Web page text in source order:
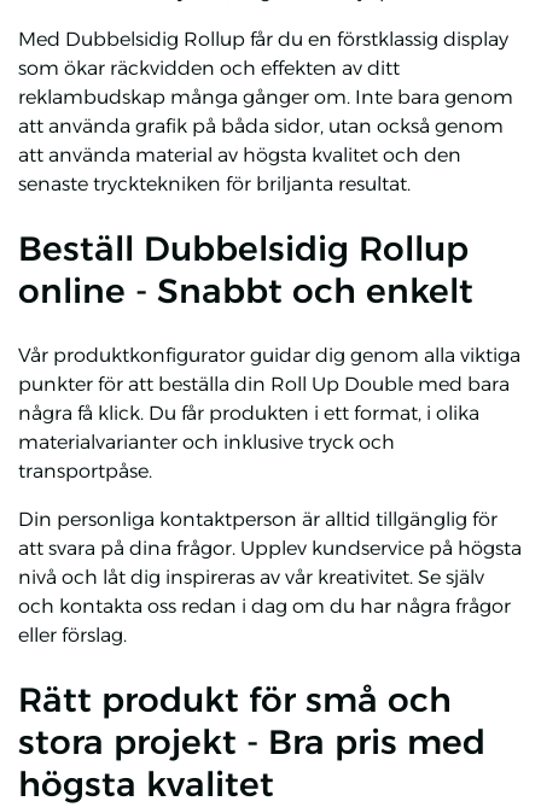
Med Dubbelsidig Rollup får du en förstklassig display
som ökar räckvidden och effekten av ditt
reklambudskap många gånger om. Inte bara genom
att använda grafik på båda sidor, utan också genom
att använda material av högsta kvalitet och den
senaste trycktekniken för briljanta resultat.
Beställ Dubbelsidig Rollup
online - Snabbt och enkelt
Vår produktkonfigurator guidar dig genom alla viktiga
punkter för att beställa din Roll Up Double med bara
några få klick. Du får produkten i ett format, i olika
materialvarianter och inklusive tryck och
transportpåse.
Din personliga kontaktperson är alltid tillgänglig för
att svara på dina frågor. Upplev kundservice på högsta
nivå och låt dig inspireras av vår kreativitet. Se själv
och kontakta oss redan i dag om du har några frågor
eller förslag.
Rätt produkt för små och
stora projekt - Bra pris med
högsta kvalitet